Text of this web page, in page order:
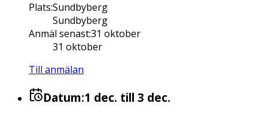
Plats:Sundbyberg
Sundbyberg
Anmäl senast:31 oktober
31 oktober
Till anmälan
Datum:1 dec. till 3 dec.